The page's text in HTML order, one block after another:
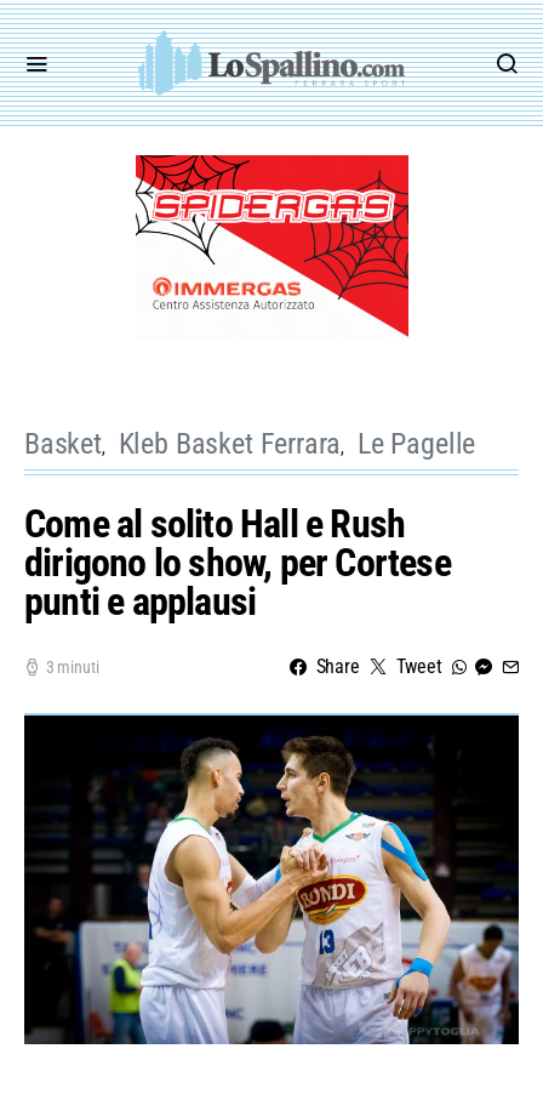
Basket Kleb Basket Ferrara Le Pagelle
Come al solito Hall e Rush
dirigono lo show, per Cortese
punti e applausi
3 minuti Share Tweet